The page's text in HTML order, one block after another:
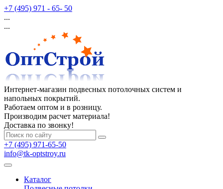
+7 (495) 971 - 65- 50
...
...
Интернет-магазин подвесных потолочных систем и
напольных покрытий.
Работаем оптом и в розницу.
Производим расчет материала!
Доставка по звонку!
+7 (495) 971-65-50
info@tk-optstroy.ru
Каталог